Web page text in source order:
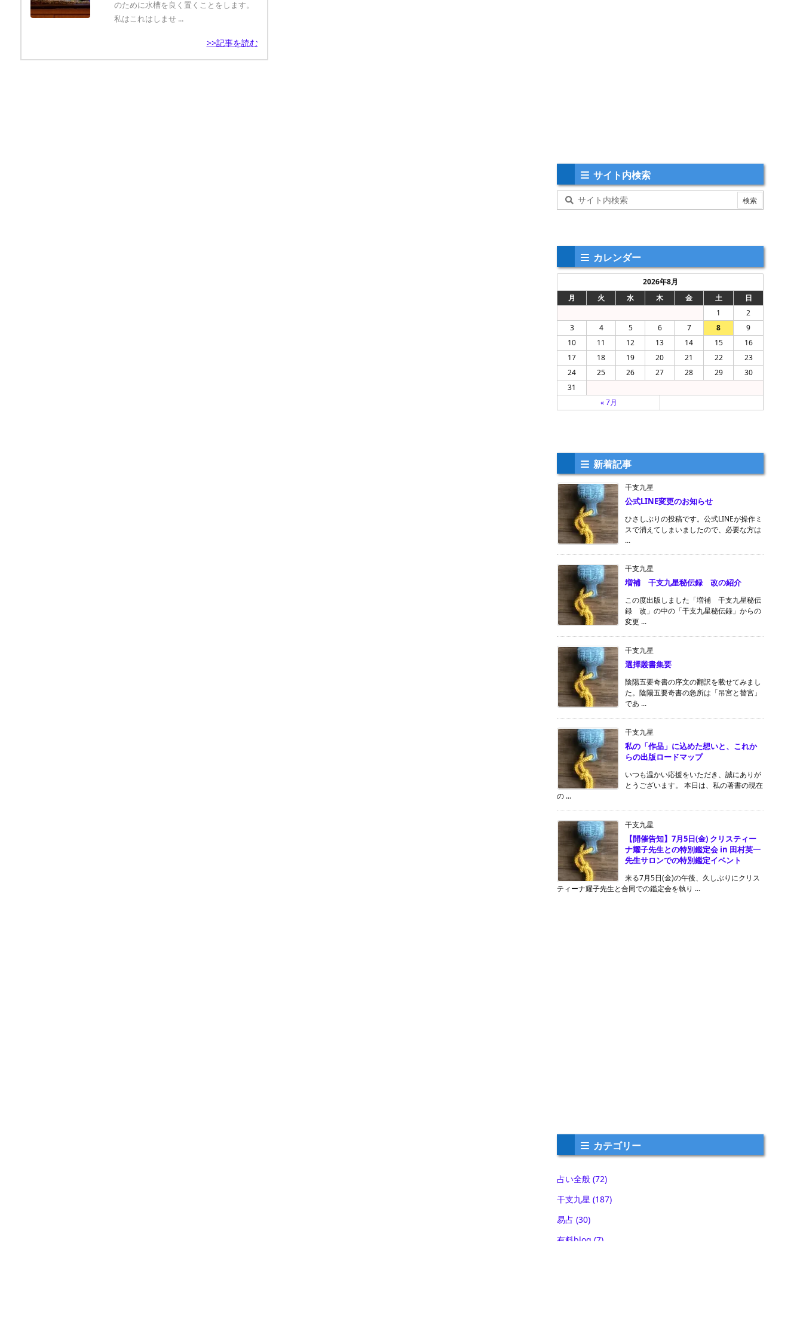
のために水槽を良く置くことをします。
私はこれはしませ ...
>>記事を読む
サイト内検索
カレンダー
2026年8月
月
火 水 木 金 土
日
1
2
3
4 5 6 7 8
9
10
11 12 13 14 15
16
17
18 19 20 21 22
23
24
25 26 27 28 29
30
31
« 7月
新着記事
干支九星
公式LINE変更のお知らせ
ひさしぶりの投稿です。公式LINEが操作ミ
スで消えてしまいましたので、必要な方は
...
干支九星
増補 干支九星秘伝録 改の紹介
この度出版しました「増補 干支九星秘伝
録 改」の中の「干支九星秘伝録」からの
変更 ...
干支九星
選擇叢書集要
陰陽五要奇書の序文の翻訳を載せてみまし
た。陰陽五要奇書の急所は「吊宮と替宮」
であ ...
干支九星
私の「作品」に込めた想いと、これか
らの出版ロードマップ
いつも温かい応援をいただき、誠にありが
とうございます。 本日は、私の著書の現在
の ...
干支九星
【開催告知】7月5日(金) クリスティー
ナ耀子先生との特別鑑定会 in 田村英一
先生サロンでの特別鑑定イベント
来る7月5日(金)の午後、久しぶりにクリス
ティーナ耀子先生と合同での鑑定会を執り ...
カテゴリー
占い全般 (72)
干支九星 (187)
易占 (30)
有料blog (7)